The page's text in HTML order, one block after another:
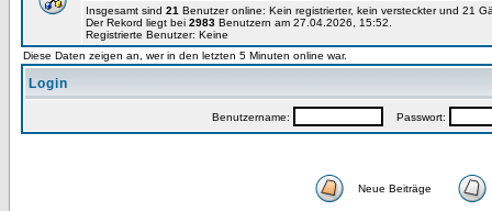
Insgesamt sind 21 Benutzer online: Kein registrierter, kein versteckter und 21
Der Rekord liegt bei 2983 Benutzern am 27.04.2026, 15:52.
Registrierte Benutzer: Keine
Diese Daten zeigen an, wer in den letzten 5 Minuten online war.
Login
Benutzername: Passwort:
Neue Beiträge